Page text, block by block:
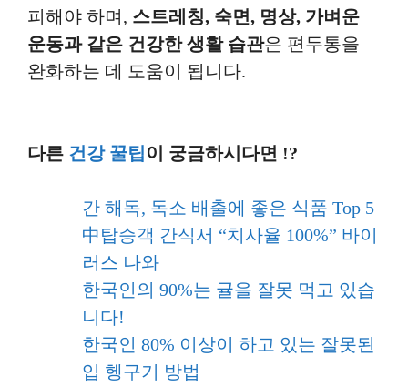
피해야 하며, 스트레칭, 숙면, 명상, 가벼운
운동과 같은 건강한 생활 습관은 편두통을
완화하는 데 도움이 됩니다.
다른 건강 꿀팁 이 궁금하시다면 !?
간 해독, 독소 배출에 좋은 식품 Top 5
中탑승객 간식서 “치사율 100%” 바이
러스 나와
한국인의 90%는 귤을 잘못 먹고 있습
니다!
한국인 80% 이상이 하고 있는 잘못된
입 헹구기 방법